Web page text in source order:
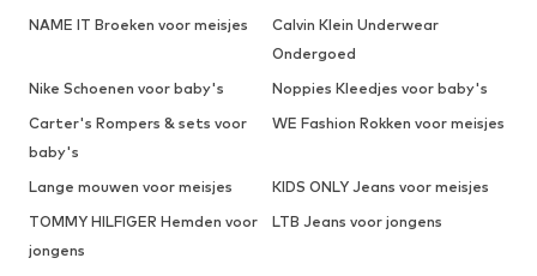
NAME IT Broeken voor meisjes
Calvin Klein Underwear
Ondergoed
Nike Schoenen voor baby's
Noppies Kleedjes voor baby's
Carter's Rompers & sets voor
baby's
WE Fashion Rokken voor meisjes
Lange mouwen voor meisjes
KIDS ONLY Jeans voor meisjes
TOMMY HILFIGER Hemden voor
jongens
LTB Jeans voor jongens